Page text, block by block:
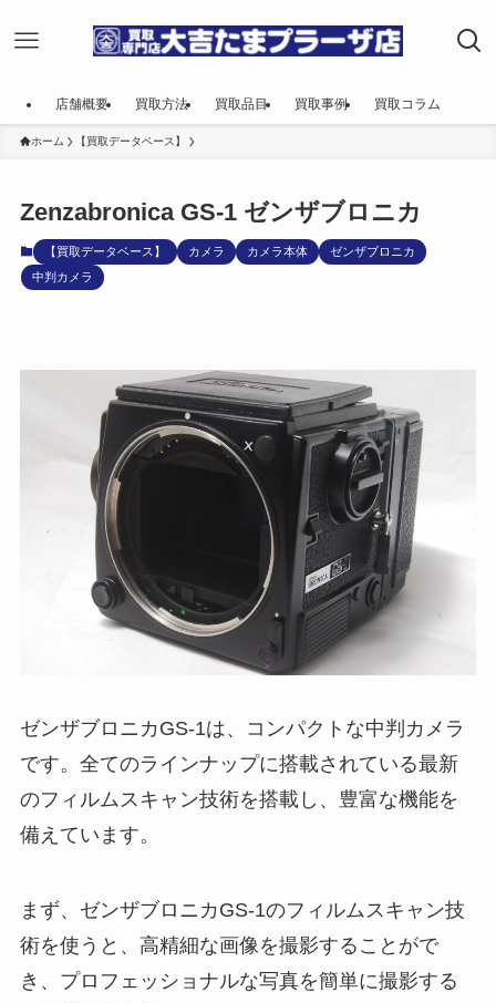
店舗概要 買取方法 買取品目 買取事例 買取コラム
ホーム 【買取データベース】
Zenzabronica GS-1 ゼンザブロニカ
【買取データベース】 カメラ カメラ本体
ゼンザブロニカ
中判カメラ
ゼンザブロニカGS-1は、コンパクトな中判カメラ
です。全てのラインナップに搭載されている最新
のフィルムスキャン技術を搭載し、豊富な機能を
備えています。
まず、ゼンザブロニカGS-1のフィルムスキャン技
術を使うと、高精細な画像を撮影することがで
き、プロフェッショナルな写真を簡単に撮影する